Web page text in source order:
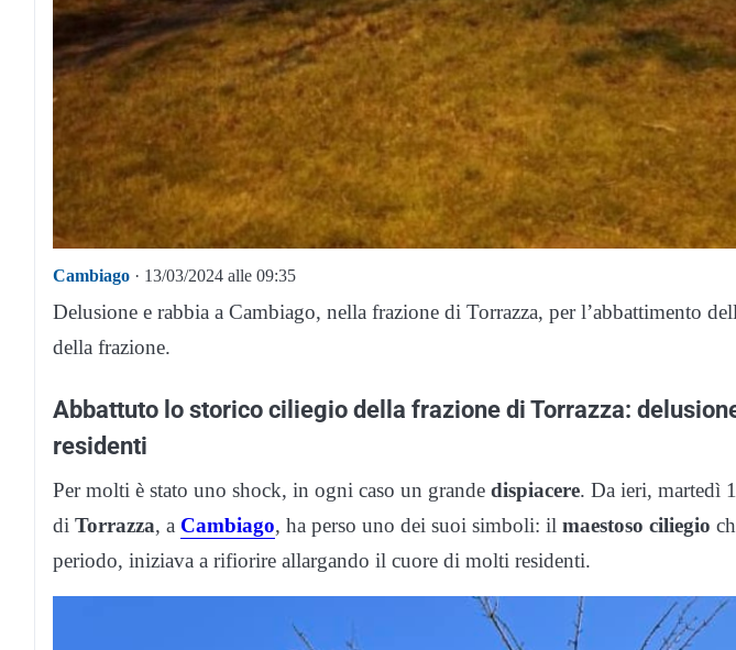
Cambiago · 13/03/2024 alle 09:35
Delusione e rabbia a Cambiago, nella frazione di Torrazza, per l’abbattimento
della frazione.
Abbattuto lo storico ciliegio della frazione di Torrazza:
residenti
Per molti è stato uno shock, in ogni caso un grande dispiacere. Da ieri, martedì
di Torrazza, a Cambiago, ha perso uno dei suoi simboli: il maestoso ciliegio
periodo, iniziava a rifiorire allargando il cuore di molti residenti.